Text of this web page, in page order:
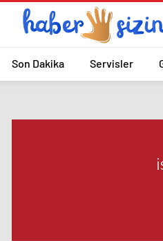
Son Dakika Servisler